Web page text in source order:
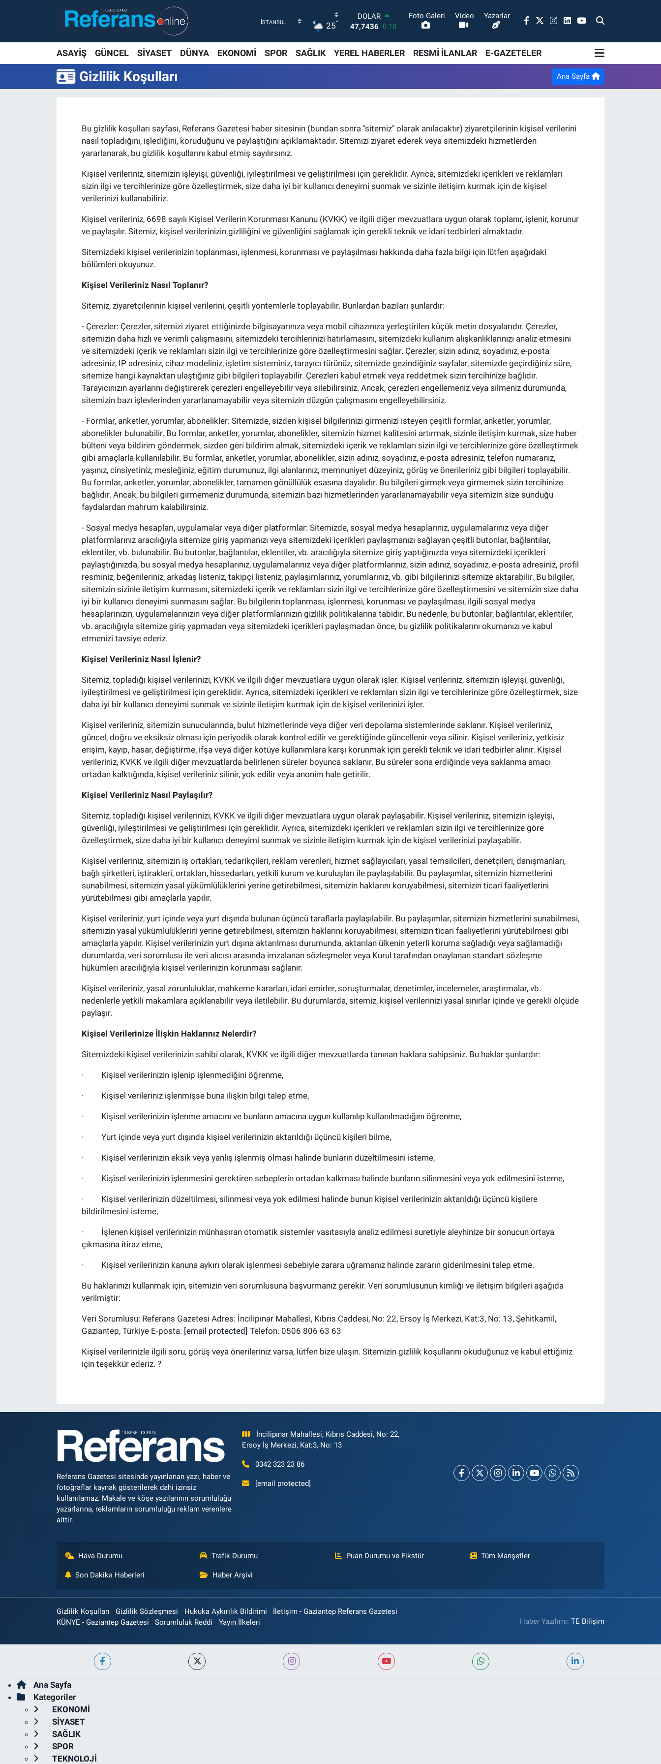
25°
DOLAR
47,7436 0.18
STERLİN
6660.55 0
64.815,30 -0.1
Foto Galeri Video Yazarlar
ASAYİŞ GÜNCEL SİYASET DÜNYA EKONOMİ SPOR SAĞLIK YEREL HABERLER RESMİ İLANLAR E-GAZETELER
Gizlilik Koşulları Ana Sayfa
Bu gizlilik koşulları sayfası, Referans Gazetesi haber sitesinin (bundan sonra "sitemiz" olarak anılacaktır) ziyaretçilerinin kişisel verilerini
nasıl topladığını, işlediğini, koruduğunu ve paylaştığını açıklamaktadır. Sitemizi ziyaret ederek veya sitemizdeki hizmetlerden
yararlanarak, bu gizlilik koşullarını kabul etmiş sayılırsınız.
Kişisel verileriniz, sitemizin işleyişi, güvenliği, iyileştirilmesi ve geliştirilmesi için gereklidir. Ayrıca, sitemizdeki içerikleri ve reklamları
sizin ilgi ve tercihlerinize göre özelleştirmek, size daha iyi bir kullanıcı deneyimi sunmak ve sizinle iletişim kurmak için de kişisel
verilerinizi kullanabiliriz.
Kişisel verileriniz, 6698 sayılı Kişisel Verilerin Korunması Kanunu (KVKK) ve ilgili diğer mevzuatlara uygun olarak toplanır, işlenir, korunur
ve paylaşılır. Sitemiz, kişisel verilerinizin gizliliğini ve güvenliğini sağlamak için gerekli teknik ve idari tedbirleri almaktadır.
Sitemizdeki kişisel verilerinizin toplanması, işlenmesi, korunması ve paylaşılması hakkında daha fazla bilgi için lütfen aşağıdaki
bölümleri okuyunuz.
Kişisel Verileriniz Nasıl Toplanır?
Sitemiz, ziyaretçilerinin kişisel verilerini, çeşitli yöntemlerle toplayabilir. Bunlardan bazıları şunlardır:
- Çerezler: Çerezler, sitemizi ziyaret ettiğinizde bilgisayarınıza veya mobil cihazınıza yerleştirilen küçük metin dosyalarıdır. Çerezler,
sitemizin daha hızlı ve verimli çalışmasını, sitemizdeki tercihlerinizi hatırlamasını, sitemizdeki kullanım alışkanlıklarınızı analiz etmesini
ve sitemizdeki içerik ve reklamları sizin ilgi ve tercihlerinize göre özelleştirmesini sağlar. Çerezler, sizin adınız, soyadınız, e-posta
adresiniz, IP adresiniz, cihaz modeliniz, işletim sisteminiz, tarayıcı türünüz, sitemizde gezindiğiniz sayfalar, sitemizde geçirdiğiniz süre,
sitemize hangi kaynaktan ulaştığınız gibi bilgileri toplayabilir. Çerezleri kabul etmek veya reddetmek sizin tercihinize bağlıdır.
Tarayıcınızın ayarlarını değiştirerek çerezleri engelleyebilir veya silebilirsiniz. Ancak, çerezleri engellemeniz veya silmeniz durumunda,
sitemizin bazı işlevlerinden yararlanamayabilir veya sitemizin düzgün çalışmasını engelleyebilirsiniz.
- Formlar, anketler, yorumlar, abonelikler: Sitemizde, sizden kişisel bilgilerinizi girmenizi isteyen çeşitli formlar, anketler, yorumlar,
abonelikler bulunabilir. Bu formlar, anketler, yorumlar, abonelikler, sitemizin hizmet kalitesini artırmak, sizinle iletişim kurmak, size haber
bülteni veya bildirim göndermek, sizden geri bildirim almak, sitemizdeki içerik ve reklamları sizin ilgi ve tercihlerinize göre özelleştirmek
gibi amaçlarla kullanılabilir. Bu formlar, anketler, yorumlar, abonelikler, sizin adınız, soyadınız, e-posta adresiniz, telefon numaranız,
yaşınız, cinsiyetiniz, mesleğiniz, eğitim durumunuz, ilgi alanlarınız, memnuniyet düzeyiniz, görüş ve önerileriniz gibi bilgileri toplayabilir.
Bu formlar, anketler, yorumlar, abonelikler, tamamen gönüllülük esasına dayalıdır. Bu bilgileri girmek veya girmemek sizin tercihinize
bağlıdır. Ancak, bu bilgileri girmemeniz durumunda, sitemizin bazı hizmetlerinden yararlanamayabilir veya sitemizin size sunduğu
faydalardan mahrum kalabilirsiniz.
- Sosyal medya hesapları, uygulamalar veya diğer platformlar: Sitemizde, sosyal medya hesaplarınız, uygulamalarınız veya diğer
platformlarınız aracılığıyla sitemize giriş yapmanızı veya sitemizdeki içerikleri paylaşmanızı sağlayan çeşitli butonlar, bağlantılar,
eklentiler, vb. bulunabilir. Bu butonlar, bağlantılar, eklentiler, vb. aracılığıyla sitemize giriş yaptığınızda veya sitemizdeki içerikleri
paylaştığınızda, bu sosyal medya hesaplarınız, uygulamalarınız veya diğer platformlarınız, sizin adınız, soyadınız, e-posta adresiniz, profil
resminiz, beğenileriniz, arkadaş listeniz, takipçi listeniz, paylaşımlarınız, yorumlarınız, vb. gibi bilgilerinizi sitemize aktarabilir. Bu bilgiler,
sitemizin sizinle iletişim kurmasını, sitemizdeki içerik ve reklamları sizin ilgi ve tercihlerinize göre özelleştirmesini ve sitemizin size daha
iyi bir kullanıcı deneyimi sunmasını sağlar. Bu bilgilerin toplanması, işlenmesi, korunması ve paylaşılması, ilgili sosyal medya
hesaplarınızın, uygulamalarınızın veya diğer platformlarınızın gizlilik politikalarına tabidir. Bu nedenle, bu butonlar, bağlantılar, eklentiler,
vb. aracılığıyla sitemize giriş yapmadan veya sitemizdeki içerikleri paylaşmadan önce, bu gizlilik politikalarını okumanızı ve kabul
etmenizi tavsiye ederiz.
Kişisel Verileriniz Nasıl İşlenir?
Sitemiz, topladığı kişisel verilerinizi, KVKK ve ilgili diğer mevzuatlara uygun olarak işler. Kişisel verileriniz, sitemizin işleyişi, güvenliği,
iyileştirilmesi ve geliştirilmesi için gereklidir. Ayrıca, sitemizdeki içerikleri ve reklamları sizin ilgi ve tercihlerinize göre özelleştirmek, size
daha iyi bir kullanıcı deneyimi sunmak ve sizinle iletişim kurmak için de kişisel verilerinizi işler.
Kişisel verileriniz, sitemizin sunucularında, bulut hizmetlerinde veya diğer veri depolama sistemlerinde saklanır. Kişisel verileriniz,
güncel, doğru ve eksiksiz olması için periyodik olarak kontrol edilir ve gerektiğinde güncellenir veya silinir. Kişisel verileriniz, yetkisiz
erişim, kayıp, hasar, değiştirme, ifşa veya diğer kötüye kullanımlara karşı korunmak için gerekli teknik ve idari tedbirler alınır. Kişisel
verileriniz, KVKK ve ilgili diğer mevzuatlarda belirlenen süreler boyunca saklanır. Bu süreler sona erdiğinde veya saklanma amacı
ortadan kalktığında, kişisel verileriniz silinir, yok edilir veya anonim hale getirilir.
Kişisel Verileriniz Nasıl Paylaşılır?
Sitemiz, topladığı kişisel verilerinizi, KVKK ve ilgili diğer mevzuatlara uygun olarak paylaşabilir. Kişisel verileriniz, sitemizin işleyişi,
güvenliği, iyileştirilmesi ve geliştirilmesi için gereklidir. Ayrıca, sitemizdeki içerikleri ve reklamları sizin ilgi ve tercihlerinize göre
özelleştirmek, size daha iyi bir kullanıcı deneyimi sunmak ve sizinle iletişim kurmak için de kişisel verilerinizi paylaşabilir.
Kişisel verileriniz, sitemizin iş ortakları, tedarikçileri, reklam verenleri, hizmet sağlayıcıları, yasal temsilcileri, denetçileri, danışmanları,
bağlı şirketleri, iştirakleri, ortakları, hissedarları, yetkili kurum ve kuruluşları ile paylaşılabilir. Bu paylaşımlar, sitemizin hizmetlerini
sunabilmesi, sitemizin yasal yükümlülüklerini yerine getirebilmesi, sitemizin haklarını koruyabilmesi, sitemizin ticari faaliyetlerini
yürütebilmesi gibi amaçlarla yapılır.
Kişisel verileriniz, yurt içinde veya yurt dışında bulunan üçüncü taraflarla paylaşılabilir. Bu paylaşımlar, sitemizin hizmetlerini sunabilmesi,
sitemizin yasal yükümlülüklerini yerine getirebilmesi, sitemizin haklarını koruyabilmesi, sitemizin ticari faaliyetlerini yürütebilmesi gibi
amaçlarla yapılır. Kişisel verilerinizin yurt dışına aktarılması durumunda, aktarılan ülkenin yeterli koruma sağladığı veya sağlamadığı
durumlarda, veri sorumlusu ile veri alıcısı arasında imzalanan sözleşmeler veya Kurul tarafından onaylanan standart sözleşme
hükümleri aracılığıyla kişisel verilerinizin korunması sağlanır.
Kişisel verileriniz, yasal zorunluluklar, mahkeme kararları, idari emirler, soruşturmalar, denetimler, incelemeler, araştırmalar, vb.
nedenlerle yetkili makamlara açıklanabilir veya iletilebilir. Bu durumlarda, sitemiz, kişisel verilerinizi yasal sınırlar içinde ve gerekli ölçüde
paylaşır.
Kişisel Verilerinize İlişkin Haklarınız Nelerdir?
Sitemizdeki kişisel verilerinizin sahibi olarak, KVKK ve ilgili diğer mevzuatlarda tanınan haklara sahipsiniz. Bu haklar şunlardır:
· Kişisel verilerinizin işlenip işlenmediğini öğrenme,
· Kişisel verileriniz işlenmişse buna ilişkin bilgi talep etme,
· Kişisel verilerinizin işlenme amacını ve bunların amacına uygun kullanılıp kullanılmadığını öğrenme,
· Yurt içinde veya yurt dışında kişisel verilerinizin aktarıldığı üçüncü kişileri bilme,
· Kişisel verilerinizin eksik veya yanlış işlenmiş olması halinde bunların düzeltilmesini isteme,
· Kişisel verilerinizin işlenmesini gerektiren sebeplerin ortadan kalkması halinde bunların silinmesini veya yok edilmesini isteme,
· Kişisel verilerinizin düzeltilmesi, silinmesi veya yok edilmesi halinde bunun kişisel verilerinizin aktarıldığı üçüncü kişilere
bildirilmesini isteme,
· İşlenen kişisel verilerinizin münhasıran otomatik sistemler vasıtasıyla analiz edilmesi suretiyle aleyhinize bir sonucun ortaya
çıkmasına itiraz etme,
· Kişisel verilerinizin kanuna aykırı olarak işlenmesi sebebiyle zarara uğramanız halinde zararın giderilmesini talep etme.
Bu haklarınızı kullanmak için, sitemizin veri sorumlusuna başvurmanız gerekir. Veri sorumlusunun kimliği ve iletişim bilgileri aşağıda
verilmiştir:
Veri Sorumlusu: Referans Gazetesi Adres: İncilipınar Mahallesi, Kıbrıs Caddesi, No: 22, Ersoy İş Merkezi, Kat:3, No: 13, Şehitkamil,
Gaziantep, Türkiye E-posta: [email protected] Telefon: 0506 806 63 63
Kişisel verilerinizle ilgili soru, görüş veya önerileriniz varsa, lütfen bize ulaşın. Sitemizin gizlilik koşullarını okuduğunuz ve kabul ettiğiniz
için teşekkür ederiz. ?
Referans Gazetesi sitesinde yayınlanan yazı, haber ve
fotoğraflar kaynak gösterilerek dahi izinsiz
kullanılamaz. Makale ve köşe yazılarının sorumluluğu
yazarlarına, reklamların sorumluluğu reklam verenlere
aittir.
İncilipınar Mahallesi, Kıbrıs Caddesi, No: 22,
Ersoy İş Merkezi, Kat:3, No: 13
0342 323 23 86
[email protected]
Hava Durumu Trafik Durumu Puan Durumu ve Fikstür Tüm Manşetler
Son Dakika Haberleri Haber Arşivi
Gizlilik Koşulları Gizlilik Sözleşmesi Hukuka Aykırılık Bildirimi
İletişim - Gaziantep Referans Gazetesi
KÜNYE - Gaziantep Gazetesi
Sorumluluk Reddi Yayın İlkeleri Haber Yazılımı:TE Bilişim
Ana Sayfa
Kategoriler
EKONOMİ
SİYASET
SAĞLIK
SPOR
TEKNOLOJİ